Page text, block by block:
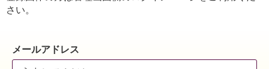
さい。
メールアドレス